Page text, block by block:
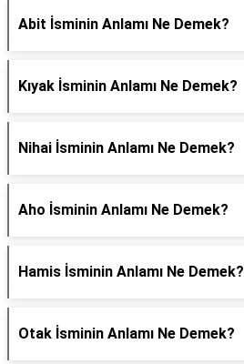
Abit İsminin Anlamı Ne Demek?
Kıyak İsminin Anlamı Ne Demek?
Nihai İsminin Anlamı Ne Demek?
Aho İsminin Anlamı Ne Demek?
Hamis İsminin Anlamı Ne Demek?
Otak İsminin Anlamı Ne Demek?